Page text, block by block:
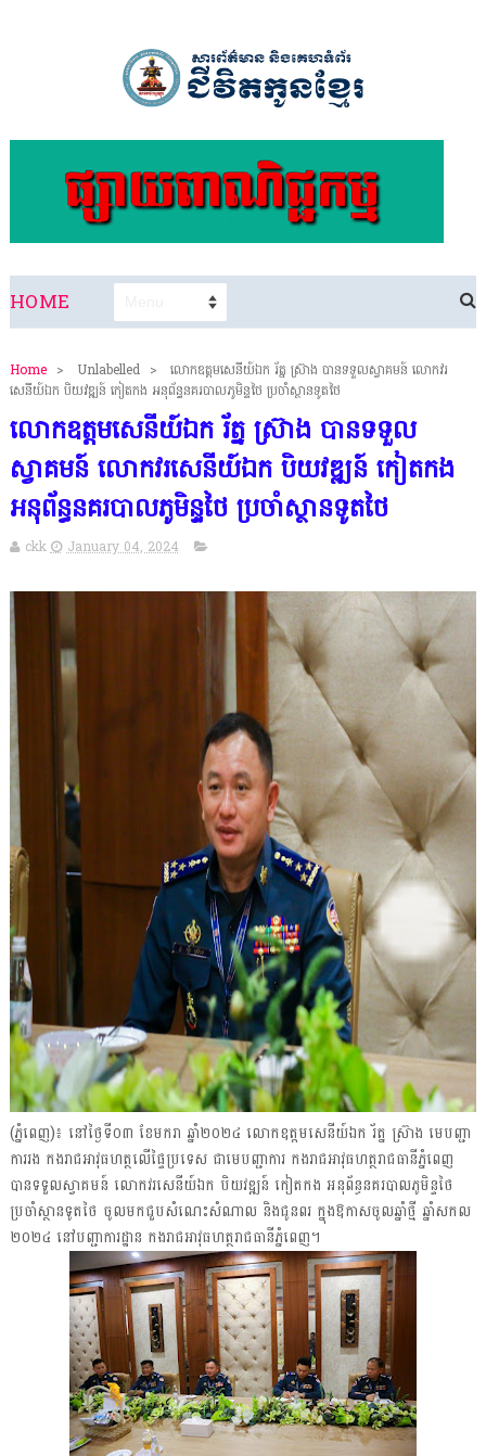
HOME
Home > Unlabelled >
លោកឧត្តមសេនីយ៍ឯក រ័ត្ន ស្រ៊ាង បានទទួលស្វាគមន៍ លោកវរ
សេនីយ៍ឯក បិយវឌ្ឍន៍ កៀតកង អនុព័ន្ធនគរបាលភូមិន្ទថៃ ប្រចាំស្ថានទូតថៃ
លោកឧត្តមសេនីយ៍ឯក រ័ត្ន ស្រ៊ាង បានទទួល
ស្វាគមន៍ លោកវរសេនីយ៍ឯក បិយវឌ្ឍន៍ កៀតកង
អនុព័ន្ធនគរបាលភូមិន្ទថៃ ប្រចាំស្ថានទូតថៃ
ckk January 04, 2024
(ភ្នំពេញ)៖ នៅថ្ងៃទី០៣ ខែមករា ឆ្នាំ២០២៤ លោកឧត្តមសេនីយ៍ឯក រ័ត្ន ស្រ៊ាង មេបញ្ជា
ការរង កងរាជអាវុធហត្ថលើផ្ទៃប្រទេស ជាមេបញ្ជាការ កងរាជអាវុធហត្ថរាជធានីភ្នំពេញ
បានទទួលស្វាគមន៍ លោកវរសេនីយ៍ឯក បិយវឌ្ឍន៍ កៀតកង អនុព័ន្ធនគរបាលភូមិន្ទថៃ
ប្រចាំស្ថានទូតថៃ ចូលមកជួបសំណេះសំណាល និងជូនពរ ក្នុងឱកាសចូលឆ្នាំថ្មី ឆ្នាំសកល
២០២៤ នៅបញ្ជាការដ្ឋាន កងរាជអាវុធហត្ថរាជធានីភ្នំពេញ។